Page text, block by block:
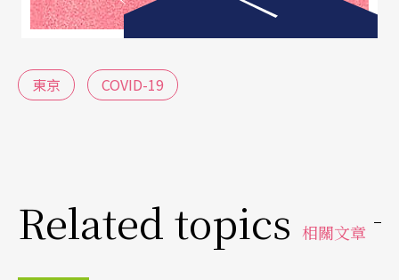
東京 COVID-19
Related topics 相關文章